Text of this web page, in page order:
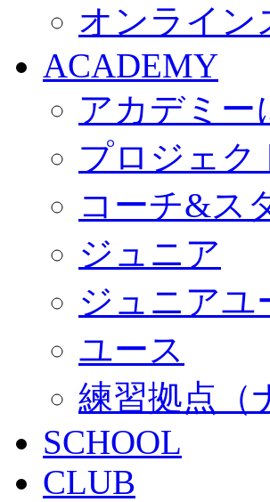
オンライン
ACADEMY
アカデミー
プロジェク
コーチ&ス
ジュニア
ジュニアユ
ユース
練習拠点（
SCHOOL
CLUB